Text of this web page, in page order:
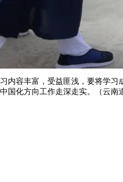
内容丰富，受益匪浅，要将学
国化方向工作走深走实。（云南